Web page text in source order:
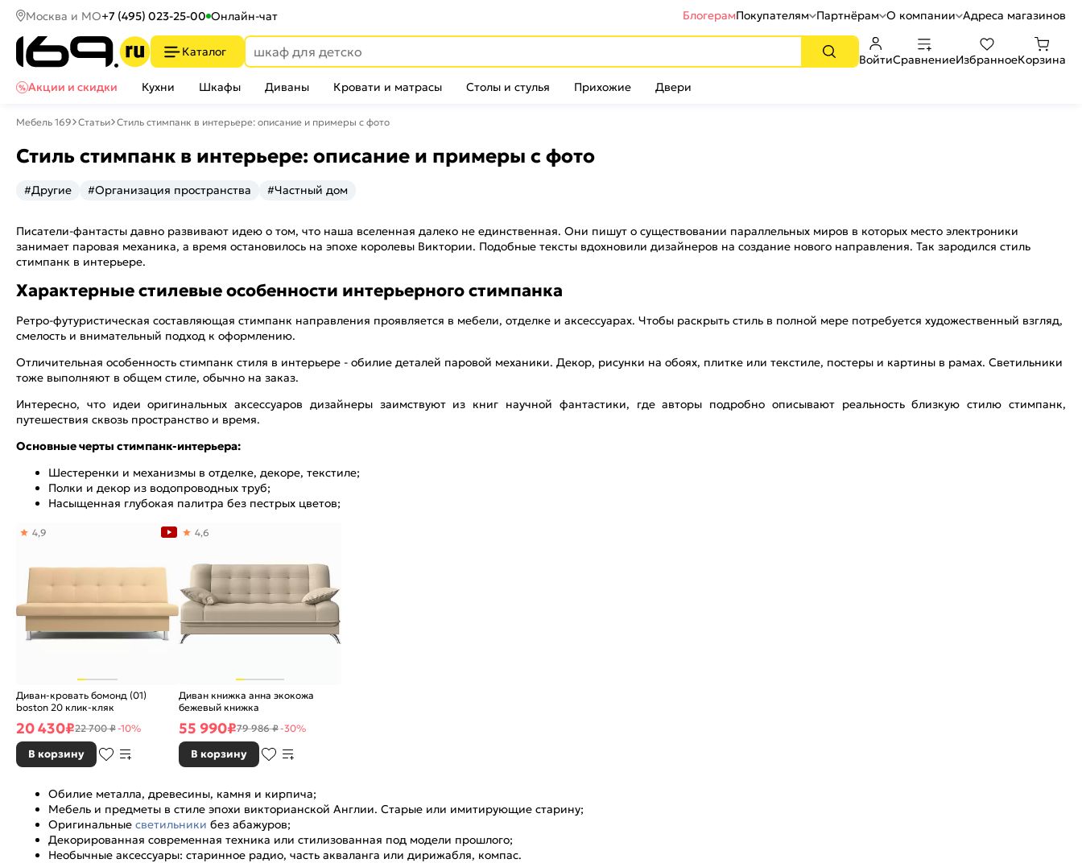
Москва и МО+7 (495) 023-25-00 Онлайн-чат БлогерамПокупателям Партнёрам О компании Адреса магазинов
Каталог
ВойтиСравнениеИзбранноеКорзина
Акции и скидки
Кухни Шкафы Диваны Кровати и матрасы Столы и стулья Прихожие Двери
Мебель 169 Статьи Стиль стимпанк в интерьере: описание и примеры с фото
Стиль стимпанк в интерьере: описание и примеры с фото
#Другие #Организация пространства #Частный дом
Писатели-фантасты давно развивают идею о том, что наша вселенная далеко не единственная. Они пишут о существовании параллельных миров в которых место электроники
занимает паровая механика, а время остановилось на эпохе королевы Виктории. Подобные тексты вдохновили дизайнеров на создание нового направления. Так зародился стиль
стимпанк в интерьере.
Характерные стилевые особенности интерьерного стимпанка
Ретро-футуристическая составляющая стимпанк направления проявляется в мебели, отделке и аксессуарах. Чтобы раскрыть стиль в полной мере потребуется художественный взгляд,
смелость и внимательный подход к оформлению.
Отличительная особенность стимпанк стиля в интерьере - обилие деталей паровой механики. Декор, рисунки на обоях, плитке или текстиле, постеры и картины в рамах. Светильники
тоже выполняют в общем стиле, обычно на заказ.
Интересно, что идеи оригинальных аксессуаров дизайнеры заимствуют из книг научной фантастики, где авторы подробно описывают реальность близкую стилю стимпанк,
путешествия сквозь пространство и время.
Основные черты стимпанк-интерьера:
Шестеренки и механизмы в отделке, декоре, текстиле;
Полки и декор из водопроводных труб;
Насыщенная глубокая палитра без пестрых цветов;
Диван-кровать бомонд (01)
boston 20 клик-кляк
4,9
20 430₽22 700 ₽-10%
В корзину
Диван книжка анна экокожа
бежевый книжка
4,6
55 990₽79 986 ₽-30%
В корзину
Обилие металла, древесины, камня и кирпича;
Мебель и предметы в стиле эпохи викторианской Англии. Старые или имитирующие старину;
Оригинальные светильники без абажуров;
Декорированная современная техника или стилизованная под модели прошлого;
Необычные аксессуары: старинное радио, часть акваланга или дирижабля, компас.